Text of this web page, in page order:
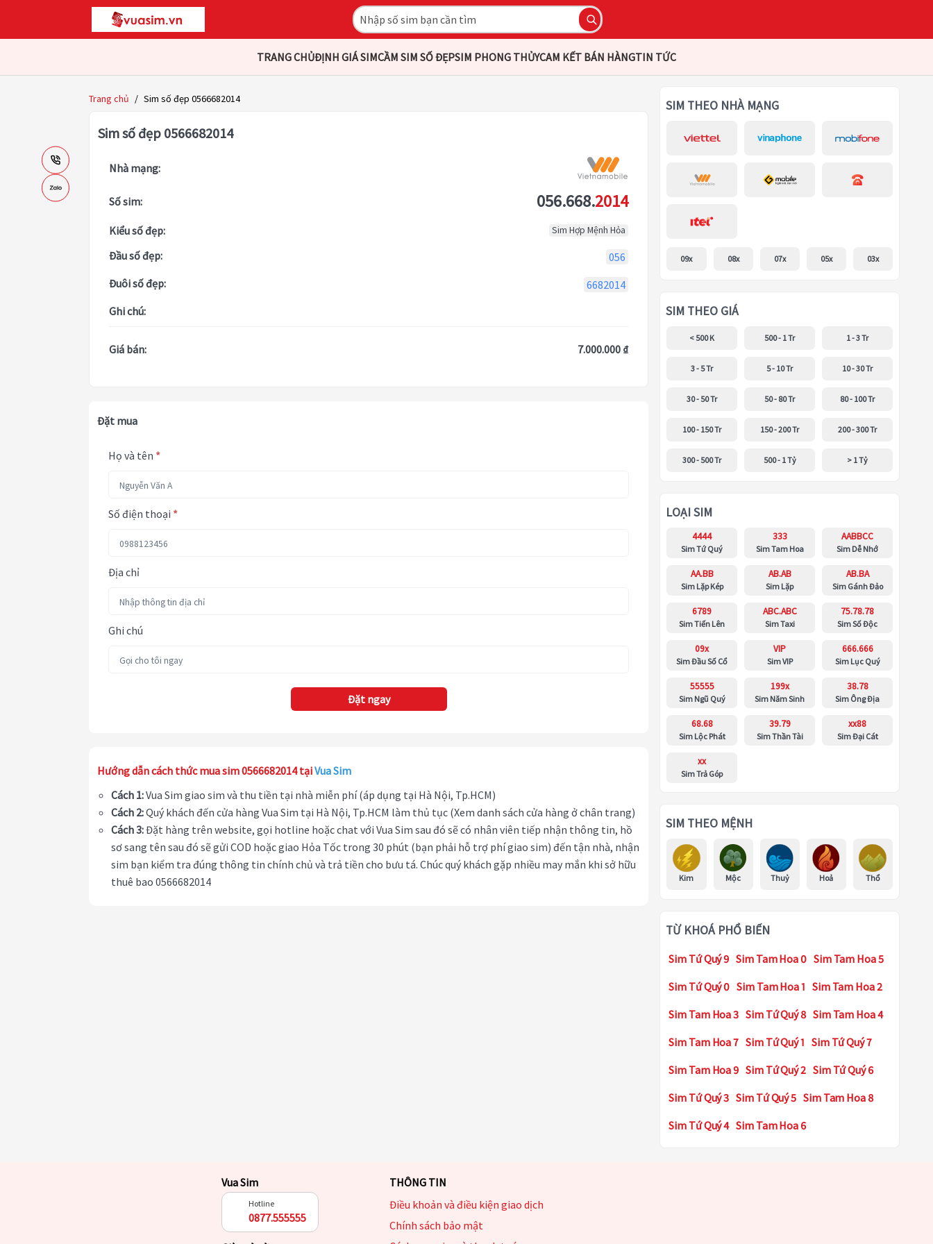
TRANG CHỦĐỊNH GIÁ SIMCẦM SIM SỐ ĐẸPSIM PHONG THỦYCAM KẾT BÁN HÀNGTIN TỨC
Trang chủ / Sim số đẹp 0566682014
Sim số đẹp 0566682014
Nhà mạng:
Số sim: 056.668.2014
Kiểu số đẹp: Sim Hợp Mệnh Hỏa
Đầu số đẹp:
056
Đuôi số đẹp:
6682014
Ghi chú:
Giá bán: 7.000.000 ₫
Đặt mua
Họ và tên *
Số điện thoại *
Địa chỉ
Ghi chú
Đặt ngay
Hướng dẫn cách thức mua sim 0566682014 tạiVua Sim
Cách 1:Vua Sim giao sim và thu tiền tại nhà miễn phí (áp dụng tại Hà Nội, Tp.HCM)
Cách 2:Quý khách đến cửa hàng Vua Sim tại Hà Nội, Tp.HCM làm thủ tục (Xem danh sách cửa hàng ở chân trang)
Cách 3:Đặt hàng trên website, gọi hotline hoặc chat với Vua Sim sau đó sẽ có nhân viên tiếp nhận thông tin, hồ
sơ sang tên sau đó sẽ gửi COD hoặc giao Hỏa Tốc trong 30 phút (bạn phải hỗ trợ phí giao sim) đến tận nhà, nhận
sim bạn kiểm tra đúng thông tin chính chủ và trả tiền cho bưu tá. Chúc quý khách gặp nhiều may mắn khi sở hữu
thuê bao 0566682014
SIM THEO NHÀ MẠNG
09x 08x 07x 05x 03x
SIM THEO GIÁ
< 500 K 500 - 1 Tr 1 - 3 Tr
3 - 5 Tr 5 - 10 Tr 10 - 30 Tr
30 - 50 Tr 50 - 80 Tr 80 - 100 Tr
100 - 150 Tr 150 - 200 Tr 200 - 300 Tr
300 - 500 Tr 500 - 1 Tỷ > 1 Tỷ
LOẠI SIM
4444
Sim Tứ Quý
333
Sim Tam Hoa
AABBCC
Sim Dễ Nhớ
AA.BB
Sim Lặp Kép
AB.AB
Sim Lặp
AB.BA
Sim Gánh Đảo
6789
Sim Tiến Lên
ABC.ABC
Sim Taxi
75.78.78
Sim Số Độc
09x
Sim Đầu Số Cổ
VIP
Sim VIP
666.666
Sim Lục Quý
55555
Sim Ngũ Quý
199x
Sim Năm Sinh
38.78
Sim Ông Địa
68.68
Sim Lộc Phát
39.79
Sim Thần Tài
xx88
Sim Đại Cát
xx
Sim Trả Góp
SIM THEO MỆNH
Kim Mộc Thuỷ Hoả Thổ
TỪ KHOÁ PHỔ BIẾN
Sim Tứ Quý 9 Sim Tam Hoa 0 Sim Tam Hoa 5
Sim Tứ Quý 0 Sim Tam Hoa 1 Sim Tam Hoa 2
Sim Tam Hoa 3 Sim Tứ Quý 8 Sim Tam Hoa 4
Sim Tam Hoa 7 Sim Tứ Quý 1 Sim Tứ Quý 7
Sim Tam Hoa 9 Sim Tứ Quý 2 Sim Tứ Quý 6
Sim Tứ Quý 3 Sim Tứ Quý 5 Sim Tam Hoa 8
Sim Tứ Quý 4 Sim Tam Hoa 6
Vua Sim
Hotline
0877.555555
THÔNG TIN
Điều khoản và điều kiện giao dịch
Chính sách bảo mật